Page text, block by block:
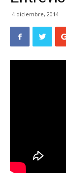
4 diciembre, 2014